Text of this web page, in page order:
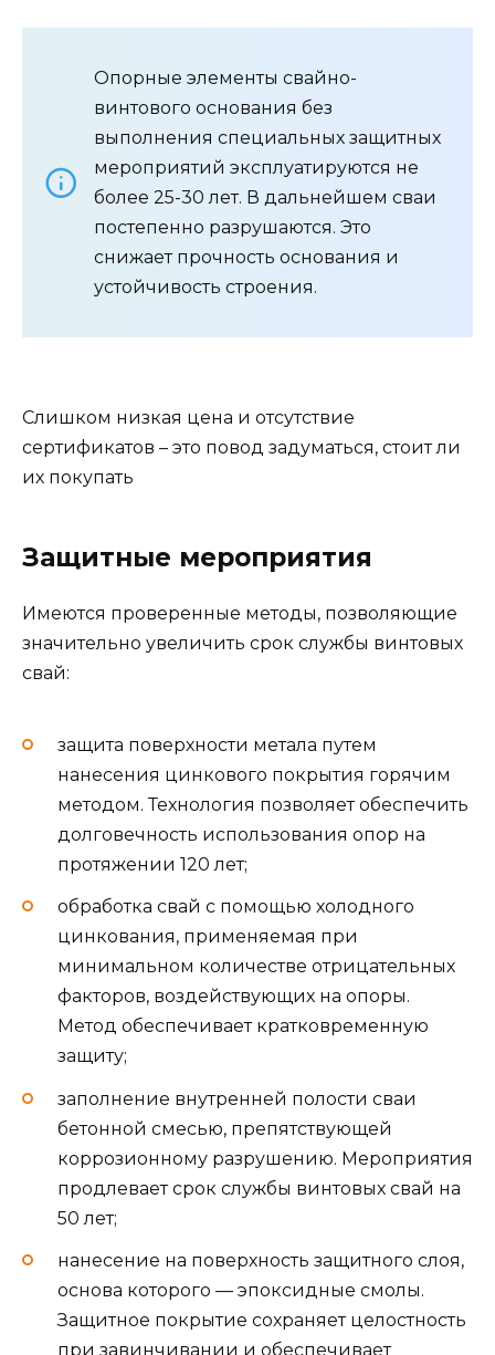
Опорные элементы свайно-
винтового основания без
выполнения специальных защитных
мероприятий эксплуатируются не
более 25-30 лет. В дальнейшем сваи
постепенно разрушаются. Это
снижает прочность основания и
устойчивость строения.
Слишком низкая цена и отсутствие
сертификатов – это повод задуматься, стоит ли
их покупать
Защитные мероприятия
Имеются проверенные методы, позволяющие
значительно увеличить срок службы винтовых
свай:
защита поверхности метала путем
нанесения цинкового покрытия горячим
методом. Технология позволяет обеспечить
долговечность использования опор на
протяжении 120 лет;
обработка свай с помощью холодного
цинкования, применяемая при
минимальном количестве отрицательных
факторов, воздействующих на опоры.
Метод обеспечивает кратковременную
защиту;
заполнение внутренней полости сваи
бетонной смесью, препятствующей
коррозионному разрушению. Мероприятия
продлевает срок службы винтовых свай на
50 лет;
нанесение на поверхность защитного слоя,
основа которого — эпоксидные смолы.
Защитное покрытие сохраняет целостность
при завинчивании и обеспечивает